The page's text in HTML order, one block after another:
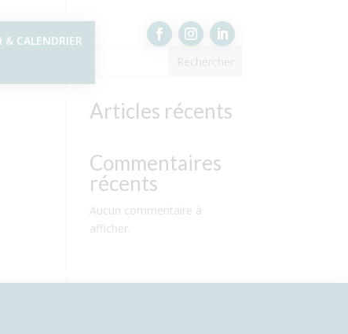
CALENDRIER
Rechercher
Articles récents
Commentaires
récents
Aucun commentaire à
afficher.